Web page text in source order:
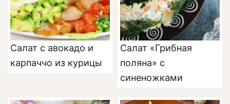
Салат с авокадо и
карпаччо из курицы
Салат «Грибная
поляна» с
синеножками